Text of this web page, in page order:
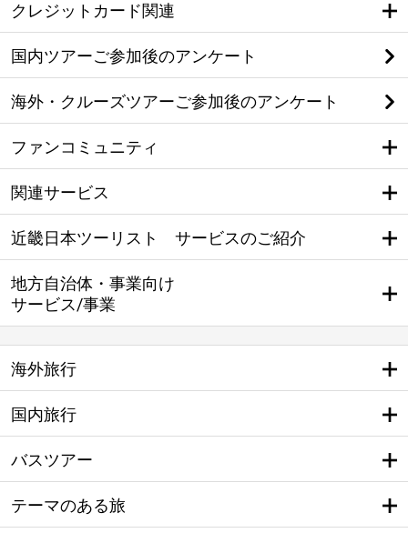
クレジットカード関連
国内ツアーご参加後のアンケート
海外・クルーズツアーご参加後のアンケート
ファンコミュニティ
関連サービス
近畿日本ツーリスト サービスのご紹介
地方自治体・事業向け
サービス/事業
海外旅行
国内旅行
バスツアー
テーマのある旅